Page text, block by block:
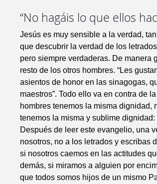
“No hagáis lo que ellos
Jesús es muy sensible a la verdad,
que descubrir la verdad de los
pero siempre verdaderas. De manera
resto de los otros hombres. “Les
asientos de honor en las sinagogas,
maestros”. Todo ello va en contra de
hombres tenemos la misma
tenemos la misma y sublime
Después de leer este evangelio, una
nosotros, no a los letrados y escribas
si nosotros caemos en las actitudes
demás, si miramos a alguien por
que todos somos hijos de un mismo